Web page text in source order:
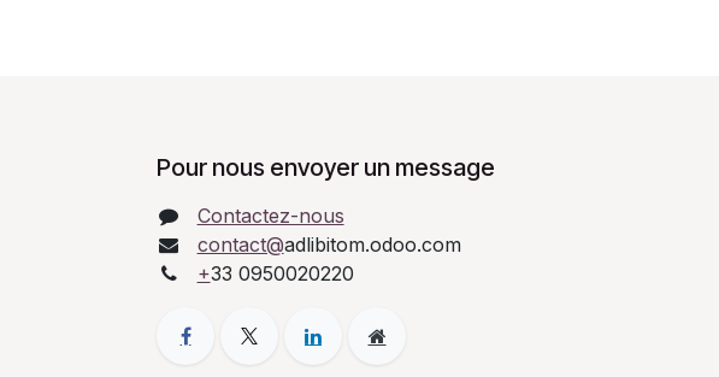
Pour nous envoyer un message
Contactez-nous
contact@adlibitom.odoo.com
+33 0950020220